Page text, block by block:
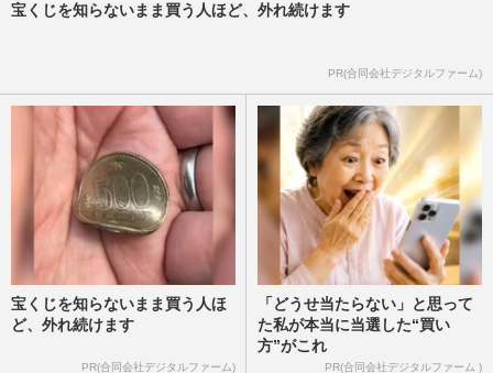
宝くじを知らないまま買う人ほど、外れ続けます
PR(合同会社デジタルファーム)
宝くじを知らないまま買う人ほ
ど、外れ続けます
PR(合同会社デジタルファーム)
「どうせ当たらない」と思って
た私が本当に当選した“買い
方”がこれ
PR(合同会社デジタルファーム )